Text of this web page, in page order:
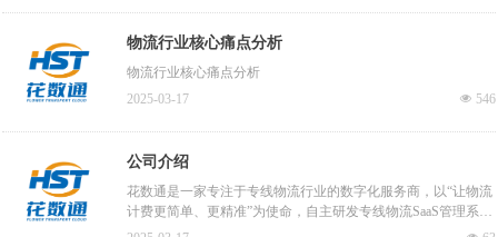
物流行业核心痛点分析
物流行业核心痛点分析
넶 546
2025-03-17
公司介绍
花数通是一家专注于专线物流行业的数字化服务商，以“让物流
计费更简单、更精准”为使命，自主研发专线物流SaaS管理系
统，通过智能化计费规则配置、全流程数据协同与精细化运营